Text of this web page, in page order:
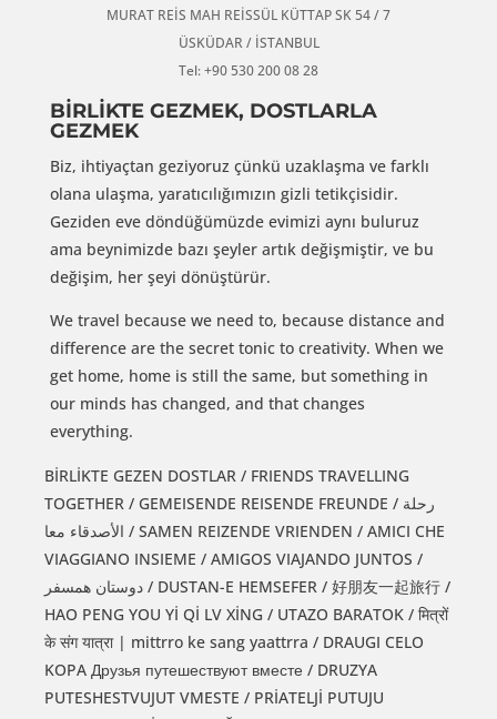
MURAT REİS MAH REİSSÜL KÜTTAP SK 54 / 7
ÜSKÜDAR / İSTANBUL
Tel: +90 530 200 08 28
BİRLİKTE GEZMEK, DOSTLARLA
GEZMEK
Biz, ihtiyaçtan geziyoruz çünkü uzaklaşma ve farklı
olana ulaşma, yaratıcılığımızın gizli tetikçisidir.
Geziden eve döndüğümüzde evimizi aynı buluruz
ama beynimizde bazı şeyler artık değişmiştir, ve bu
değişim, her şeyi dönüştürür.
We travel because we need to, because distance and
difference are the secret tonic to creativity. When we
get home, home is still the same, but something in
our minds has changed, and that changes
everything.
BİRLİKTE GEZEN DOSTLAR / FRIENDS TRAVELLING
TOGETHER / GEMEISENDE REISENDE FREUNDE / رحلة
الأصدقاء معا / SAMEN REIZENDE VRIENDEN / AMICI CHE
VIAGGIANO INSIEME / AMIGOS VIAJANDO JUNTOS /
دوستان همسفر / DUSTAN-E HEMSEFER / 好朋友一起旅行 /
HAO PENG YOU Yİ Qİ LV XİNG / UTAZO BARATOK / मित्रों
के संग यात्रा | mittrro ke sang yaattrra / DRAUGI CELO
KOPA Друзья путешествуют вместе / DRUZYA
PUTESHESTVUJUT VMESTE / PRİATELJİ PUTUJU